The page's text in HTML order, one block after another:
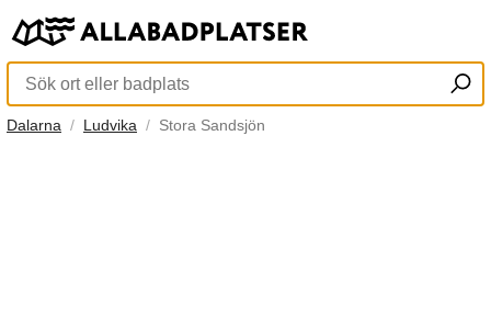
Dalarna Ludvika Stora Sandsjön